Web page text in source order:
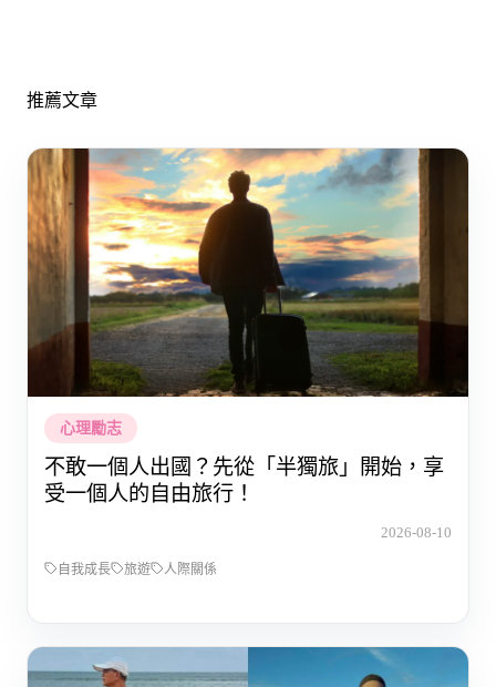
推薦文章
心理勵志
不敢一個人出國？先從「半獨旅」開始，享
受一個人的自由旅行！
2026-08-10
自我成長 旅遊 人際關係